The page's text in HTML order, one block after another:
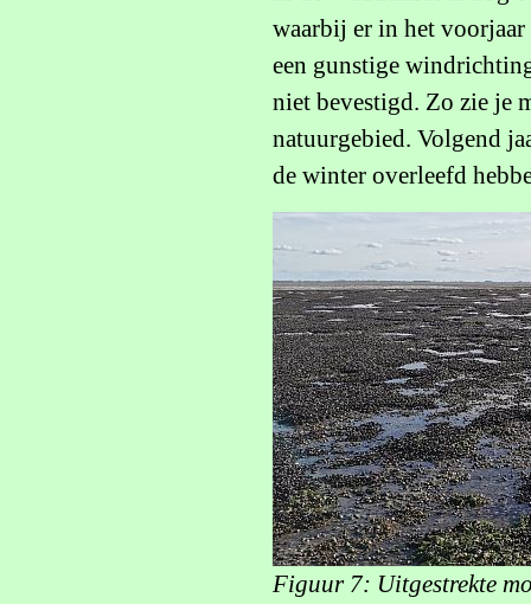
waarbij er in het
een gunstige
niet bevestigd. Zo zie je
natuurgebied. Volgend
de winter overleefd
Figuur 7: Uitgestrekte